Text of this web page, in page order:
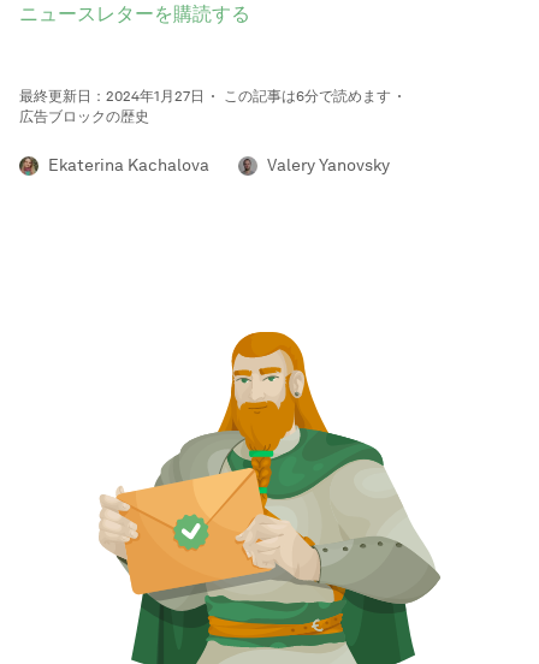
ニュースレターを購読する
最終更新日：2024年1月27日
この記事は6分で読めます
広告ブロックの歴史
Ekaterina Kachalova Valery Yanovsky